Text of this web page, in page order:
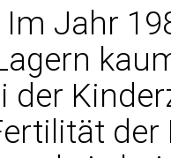
Jahr
der